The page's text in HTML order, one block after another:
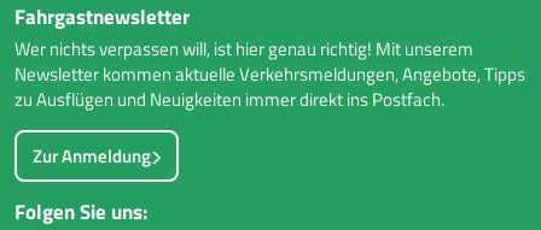
Fahrgastnewsletter
Wer nichts verpassen will, ist hier genau richtig! Mit unserem
Newsletter kommen aktuelle Verkehrsmeldungen, Angebote, Tipps
zu Ausflügen und Neuigkeiten immer direkt ins Postfach.
Zur Anmeldung
Folgen Sie uns: